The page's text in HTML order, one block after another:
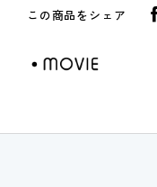
この商品をシェア